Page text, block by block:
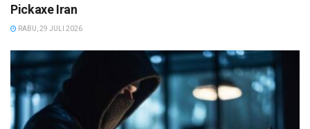
Pickaxe Iran
RABU, 29 JULI 2026